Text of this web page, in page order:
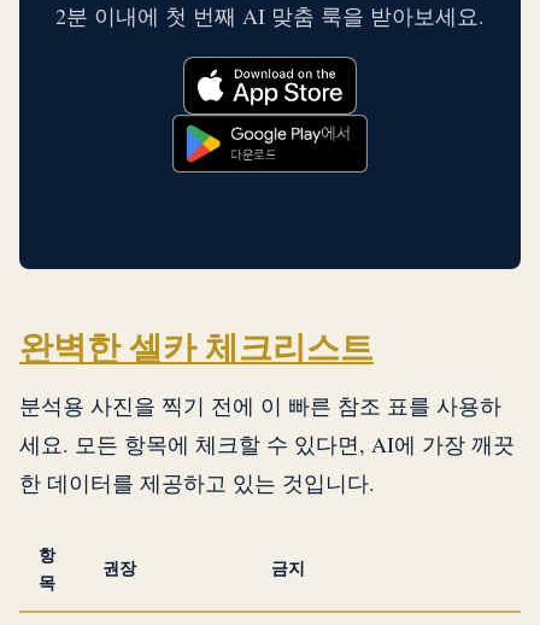
2분 이내에 첫 번째 AI 맞춤 룩을 받아보세요.
완벽한 셀카 체크리스트
분석용 사진을 찍기 전에 이 빠른 참조 표를 사용하
세요. 모든 항목에 체크할 수 있다면, AI에 가장 깨끗
한 데이터를 제공하고 있는 것입니다.
항
목
권장 금지